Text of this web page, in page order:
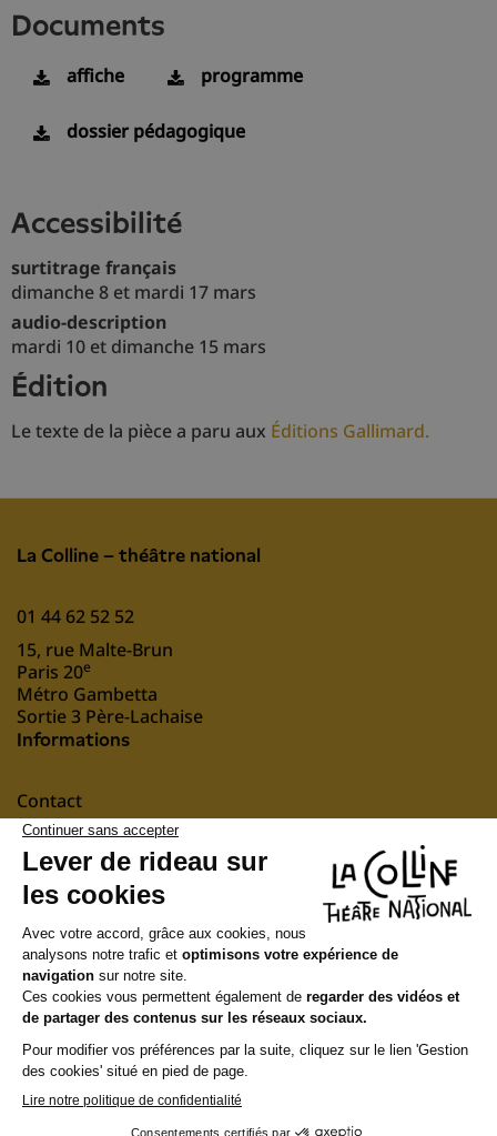
documents
affiche programme
dossier pédagogique
accessibilité
surtitrage français
dimanche 8 et mardi 17 mars
audio-description
mardi 10 et dimanche 15 mars
édition
Le texte de la pièce a paru aux Éditions Gallimard.
La Colline – théâtre national
01 44 62 52 52
15, rue Malte-Brun
Paris 20e
Métro Gambetta
Sortie 3 Père-Lachaise
Informations
Contact
Mentions légales
nous soutenir
Suivez-nous
Newsletter
Recevez notre actualité et notre programmation